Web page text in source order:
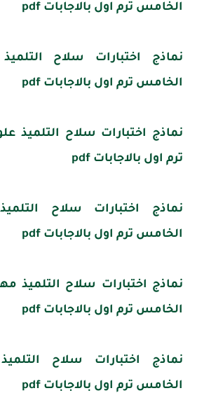
الخامس ترم اول بالاجابات pdf
نماذج اختبارات سلاح
الخامس ترم اول بالاجابات pdf
نماذج اختبارات سلاح التلميذ
ترم اول بالاجابات pdf
نماذج اختبارات سلاح
الخامس ترم اول بالاجابات pdf
نماذج اختبارات سلاح التلميذ
الخامس ترم اول بالاجابات pdf
نماذج اختبارات سلاح
الخامس ترم اول بالاجابات pdf